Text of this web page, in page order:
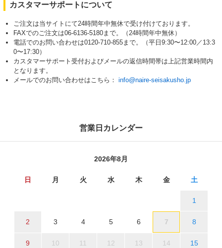
カスタマーサポートについて
ご注文は当サイトにて24時間年中無休で受け付けております。
FAXでのご注文は06-6136-5180まで。（24時間年中無休）
電話でのお問い合わせは0120-710-855まで。（平日9:30〜12:00／13:3
0〜17:30）
カスタマーサポート受付およびメールの返信時間帯は上記営業時間内
となります。
メールでのお問い合わせはこちら： info@naire-seisakusho.jp
営業日カレンダー
2026年8月
日 月 火 水 木 金 土
1
2 3 4 5 6 7 8
9 10 11 12 13 14 15